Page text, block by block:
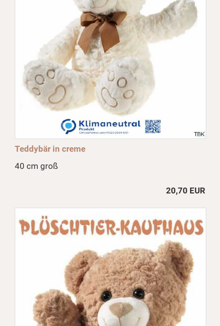
Teddybär in creme
40 cm groß
20,70 EUR